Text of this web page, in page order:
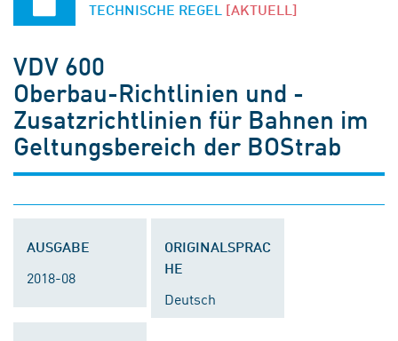
TECHNISCHE REGEL [AKTUELL]
VDV 600
Oberbau-Richtlinien und -
Zusatzrichtlinien für Bahnen im
Geltungsbereich der BOStrab
AUSGABE
2018-08
ORIGINALSPRAC
HE
Deutsch